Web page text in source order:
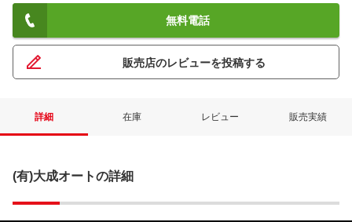
無料電話
販売店のレビューを投稿する
詳細 在庫 レビュー 販売実績
(有)大成オートの詳細